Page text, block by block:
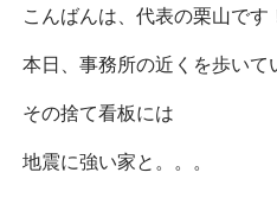
こんばんは、代表の栗山です
本日、事務所の近くを歩いて
その捨て看板には
地震に強い家と。。。